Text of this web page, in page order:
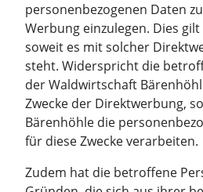
personenbezogenen Daten
Werbung einzulegen. Dies
soweit es mit solcher
steht. Widerspricht die
der Waldwirtschaft
Zwecke der Direktwerbung,
Bärenhöhle die
für diese Zwecke verarbeiten.
Zudem hat die betroffene